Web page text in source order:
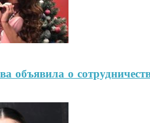
объявила о